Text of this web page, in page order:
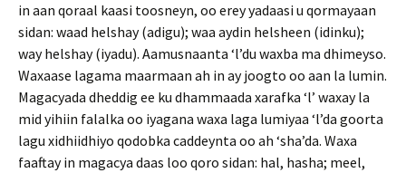
in aan qoraal kaasi toosneyn, oo erey yadaasi u qormayaan
sidan: waad helshay (adigu); waa aydin helsheen (idinku);
way helshay (iyadu). Aamusnaanta ‘l’du waxba ma dhimeyso.
Waxaase lagama maarmaan ah in ay joogto oo aan la lumin.
Magacyada dheddig ee ku dhammaada xarafka ‘l’ waxay la
mid yihiin falalka oo iyagana waxa laga lumiyaa ‘l’da goorta
lagu xidhiidhiyo qodobka caddeynta oo ah ‘sha’da. Waxa
faaftay in magacya daas loo qoro sidan: hal, hasha; meel,